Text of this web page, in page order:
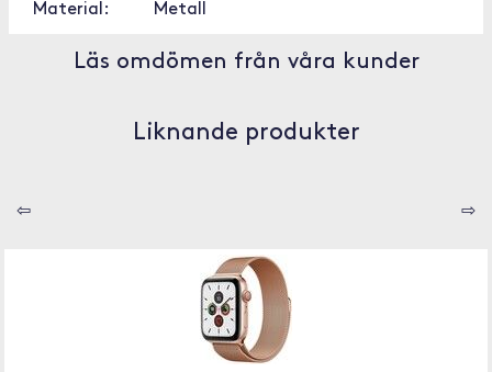
Material:
Metall
Läs omdömen från våra kunder
Liknande produkter
⇦ ⇨